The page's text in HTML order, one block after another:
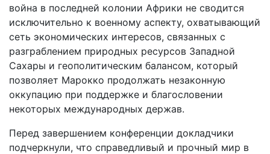
война в последней колонии Африки не сводится
исключительно к военному аспекту, охватывающий
сеть экономических интересов, связанных с
разграблением природных ресурсов Западной
Сахары и геополитическим балансом, который
позволяет Марокко продолжать незаконную
оккупацию при поддержке и благословении
некоторых международных держав.
Перед завершением конференции докладчики
подчеркнули, что справедливый и прочный мир в